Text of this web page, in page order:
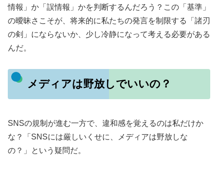
情報」か「誤情報」かを判断するんだろう？この「基準」
の曖昧さこそが、将来的に私たちの発言を制限する「諸刃
の剣」にならないか、少し冷静になって考える必要がある
んだ。
メディアは野放しでいいの？
SNSの規制が進む一方で、違和感を覚えるのは私だけか
な？「SNSには厳しいくせに、メディアは野放しな
の？」という疑問だ。